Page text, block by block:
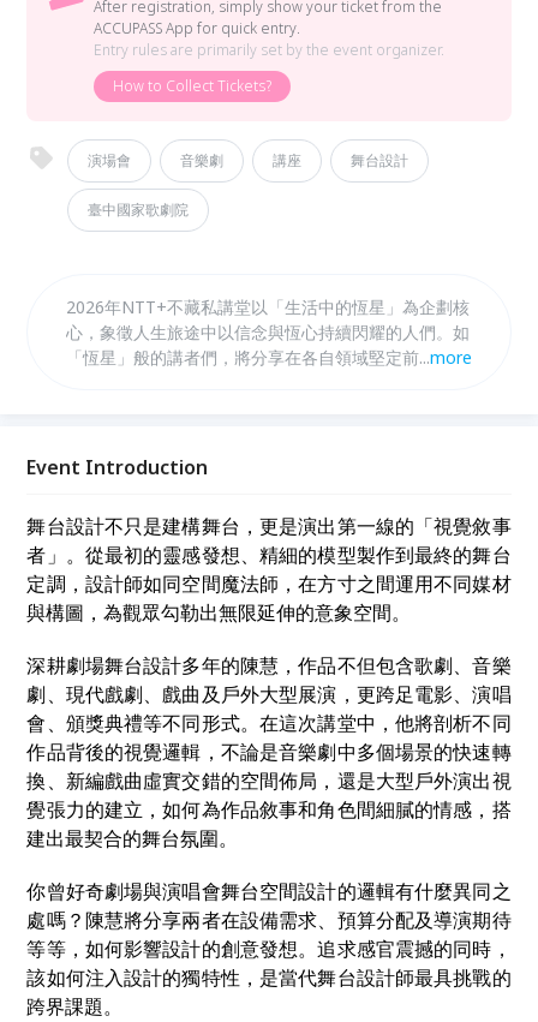
After registration, simply show your ticket from the
ACCUPASS App for quick entry.
Entry rules are primarily set by the event organizer.
How to Collect Tickets?
演場會 音樂劇 講座 舞台設計
臺中國家歌劇院
2026年NTT+不藏私講堂以「生活中的恆星」為企劃核
心，象徵人生旅途中以信念與恆心持續閃耀的人們。如
「恆星」般的講者們，將分享在各自領域堅定前行的故
相遇，為生命注入嶄新的能量與開闊的視野。
...more
Event Introduction
舞台設計不只是建構舞台，更是演出第一線的「視覺敘事
者」。從最初的靈感發想、精細的模型製作到最終的舞台
定調，設計師如同空間魔法師，在方寸之間運用不同媒材
與構圖，為觀眾勾勒出無限延伸的意象空間。
深耕劇場舞台設計多年的陳慧，作品不但包含歌劇、音樂
劇、現代戲劇、戲曲及戶外大型展演，更跨足電影、演唱
會、頒獎典禮等不同形式。在這次講堂中，他將剖析不同
作品背後的視覺邏輯，不論是音樂劇中多個場景的快速轉
換、新編戲曲虛實交錯的空間佈局，還是大型戶外演出視
覺張力的建立，如何為作品敘事和角色間細膩的情感，搭
建出最契合的舞台氛圍。
你曾好奇劇場與演唱會舞台空間設計的邏輯有什麼異同之
處嗎？陳慧將分享兩者在設備需求、預算分配及導演期待
等等，如何影響設計的創意發想。追求感官震撼的同時，
該如何注入設計的獨特性，是當代舞台設計師最具挑戰的
跨界課題。